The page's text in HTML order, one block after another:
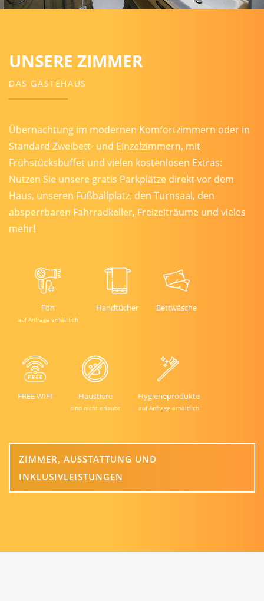
UNSERE ZIMMER
DAS GÄSTEHAUS
Übernachtung im modernen Komfortzimmern oder in
Standard Zweibett- und Einzelzimmern, mit
Frühstücksbuffet und vielen kostenlosen Extras:
Nutzen Sie unsere gratis Parkplätze direkt vor dem
Haus, unseren Fußballplatz, den Turnsaal, den
absperrbaren Fahrradkeller, Freizeiträume und vieles
mehr!
Fön
auf Anfrage erhältlich
Handtücher Bettwäsche
FREE WIFI Haustiere
sind nicht erlaubt
Hygieneprodukte
auf Anfrage erhältlich
ZIMMER, AUSSTATTUNG UND
INKLUSIVLEISTUNGEN